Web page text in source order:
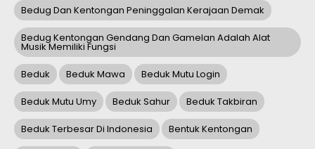
Bedug Dan Kentongan Peninggalan Kerajaan Demak
Bedug Kentongan Gendang Dan Gamelan Adalah Alat
Musik Memiliki Fungsi
Beduk Beduk Mawa Beduk Mutu Login
Beduk Mutu Umy Beduk Sahur Beduk Takbiran
Beduk Terbesar Di Indonesia Bentuk Kentongan